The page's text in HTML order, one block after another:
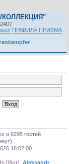
КОЛЛЕКЦИЯ"
ПРАВИЛА ПРИЁМА
и 9295 гостей
16:02:00
[Bot] Aleksandr